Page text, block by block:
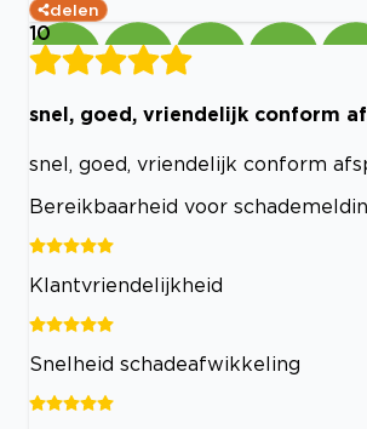
delen
10
snel, goed, vriendelijk conform
snel, goed, vriendelijk conform
Bereikbaarheid voor
Klantvriendelijkheid
Snelheid schadeafwikkeling